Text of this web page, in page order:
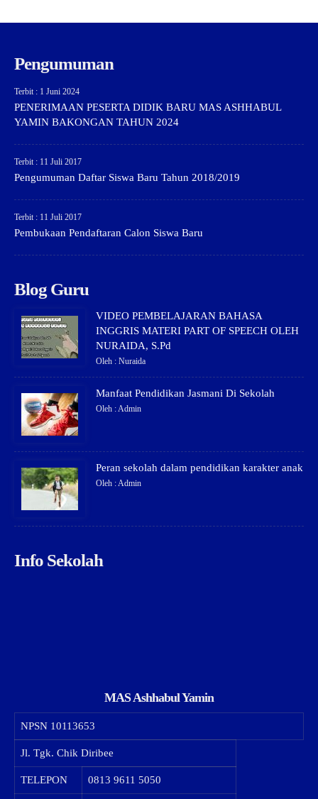
Pengumuman
Terbit : 1 Juni 2024
PENERIMAAN PESERTA DIDIK BARU MAS ASHHABUL
YAMIN BAKONGAN TAHUN 2024
Terbit : 11 Juli 2017
Pengumuman Daftar Siswa Baru Tahun 2018/2019
Terbit : 11 Juli 2017
Pembukaan Pendaftaran Calon Siswa Baru
Blog Guru
VIDEO PEMBELAJARAN BAHASA
INGGRIS MATERI PART OF SPEECH OLEH
NURAIDA, S.Pd
Oleh : Nuraida
Manfaat Pendidikan Jasmani Di Sekolah
Oleh : Admin
Peran sekolah dalam pendidikan karakter anak
Oleh : Admin
Info Sekolah
MAS Ashhabul Yamin
NPSN 10113653
Jl. Tgk. Chik Diribee
TELEPON 0813 9611 5050